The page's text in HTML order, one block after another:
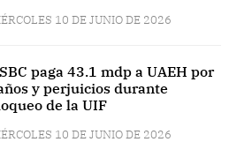
10 DE JUNIO DE 2026
paga 43.1 mdp a UAEH por
y perjuicios durante
de la UIF
10 DE JUNIO DE 2026